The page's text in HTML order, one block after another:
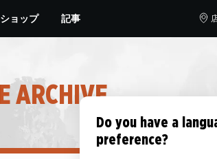
ショップ 記事
ARCHIVE
Do you have a
preference?